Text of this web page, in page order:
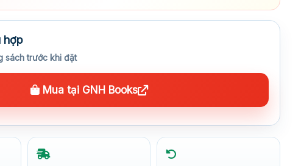
hợp
sách trước khi đặt
Mua tại GNH Books